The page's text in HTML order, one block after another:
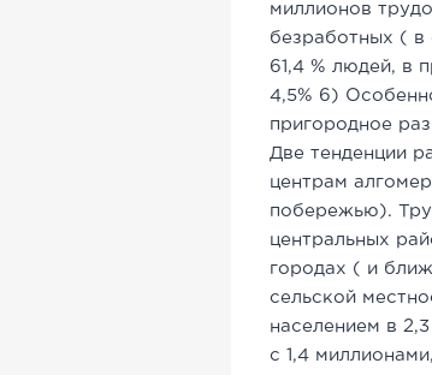
миллионов
безработных ( в
61,4 % людей, в
4,5% 6)
пригородное
Две тенденции
центрам
побережью).
центральных
городах ( и
сельской
населением в
с 1,4